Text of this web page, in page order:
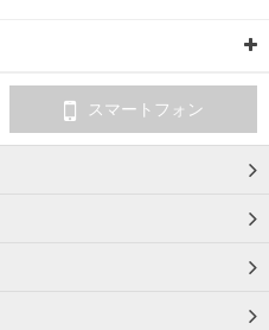
スマートフォン